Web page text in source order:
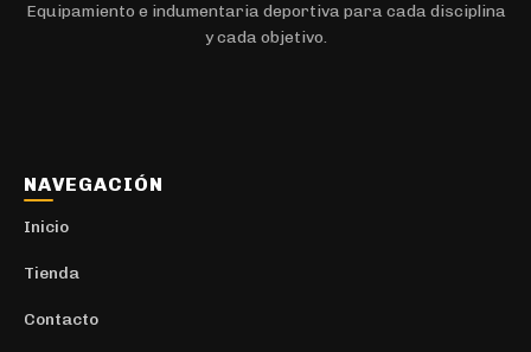
Equipamiento e indumentaria deportiva para cada disciplina
y cada objetivo.
NAVEGACIÓN
Inicio
Tienda
Contacto